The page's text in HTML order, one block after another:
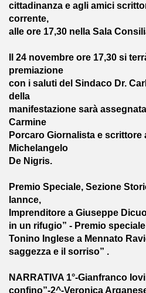
cittadinanza e agli amici
corrente,
alle ore 17,30 nella Sala
Il 24 novembre ore 17,30 si
premiazione
con i saluti del Sindaco Dr.
della
manifestazione sarà
Carmine
Porcaro Giornalista e scrittore
Michelangelo
De Nigris.
Premio Speciale, Sezione
Iannce,
Imprenditore a Giuseppe
in un rifugio” - Premio
Tonino Inglese a Mennato
saggezza e il sorriso” .
NARRATIVA 1°-Gianfranco
confino”-2^-Veronica
CALABRIA)
- ALETTI EDIT.
POETI- 2019
- LA LUCE DELL'ARTE-
C.INTERNAZ. 21 A
editore- roma 18-6-2019
A D.R.
15-8-2019
dell'Anima, bandito con